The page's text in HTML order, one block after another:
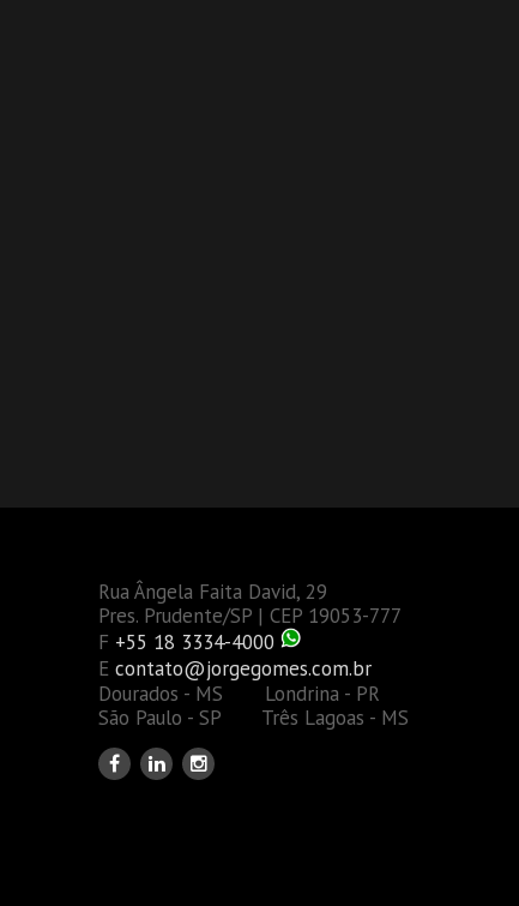
Rua Ângela Faita David, 29
Pres. Prudente/SP | CEP 19053-777
F +55 18 3334-4000
E contato@jorgegomes.com.br
Dourados - MS Londrina - PR
São Paulo - SP Três Lagoas - MS